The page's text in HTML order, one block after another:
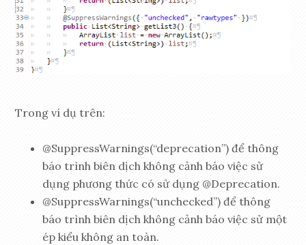
Trong ví dụ trên:
@SuppressWarnings(“deprecation”) để thông
báo trình biên dịch không cảnh báo việc sử
dụng phương thức có sử dụng @Deprecation.
@SuppressWarnings(“unchecked”) để thông
báo trình biên dịch không cảnh báo việc sử một
ép kiểu không an toàn.